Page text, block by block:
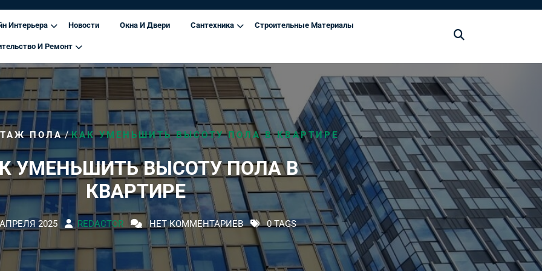
Интерьера Новости Окна И Двери Сантехника Строительные Материалы
И Ремонт
ПОЛА/КАК УМЕНЬШИТЬ ВЫСОТУ ПОЛА В КВАРТИРЕ
УМЕНЬШИТЬ ВЫСОТУ ПОЛА В
КВАРТИРЕ
2025 REDACTOR НЕТ КОММЕНТАРИЕВ 0 TAGS